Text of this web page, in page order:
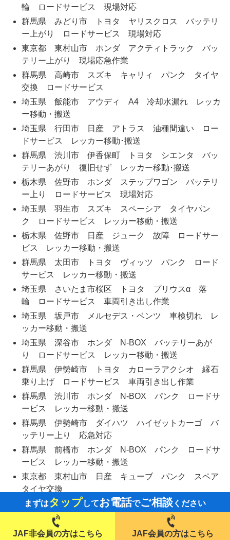
輪 ロードサービス 現場対応
群馬県 みどり市 トヨタ ヤリスクロス バッテリ
ー上がり ロードサービス 現場対応
東京都 東村山市 ホンダ アクティトラック バッ
テリー上がり 現場応急作業
群馬県 高崎市 スズキ キャリィ パンク タイヤ
交換 ロードサービス
埼玉県 飯能市 アウディ A4 冷却水漏れ レッカ
ー移動・搬送
埼玉県 行田市 日産 アトラス 油種間違い ロー
ドサービス レッカー移動･搬送
群馬県 渋川市 伊香保町 トヨタ シエンタ バッ
テリーあがり 復旧せず レッカー移動･搬送
栃木県 佐野市 ホンダ ステップワゴン バッテリ
ー上り ロードサービス 現場対応
埼玉県 羽生市 スズキ スペーシア タイヤパン
ク ロードサービス レッカー移動・搬送
栃木県 佐野市 日産 ジューク 故障 ロードサー
ビス レッカー移動・搬送
群馬県 太田市 トヨタ ヴィッツ パンク ロード
サービス レッカー移動・搬送
埼玉県 さいたま市桜区 トヨタ プリウスα 落
輪 ロードサービス 車両引き出し作業
埼玉県 坂戸市 メルセデス・ベンツ 車検切れ レ
ッカー移動・搬送
埼玉県 深谷市 ホンダ N-BOX バッテリーあが
り ロードサービス レッカー移動・搬送
群馬県 伊勢崎市 トヨタ カローラアクシオ 縁石
乗り上げ ロードサービス 車両引き出し作業
群馬県 渋川市 ホンダ N-BOX パンク ロードサ
ービス レッカー移動・搬送
群馬県 伊勢崎市 ダイハツ ハイゼットカーゴ バ
ッテリー上り 応急対応
群馬県 前橋市 ホンダ N-BOX パンク ロードサ
ービス レッカー移動・搬送
東京都 東村山市 日産 キューブ パンク スペア
タイヤ交換
埼玉県 桶川市 トヨタ シエンタ オルタネータ
故障 ロードサービス レッカー移動・搬送
埼玉県 秩父市大滝 トヨタ ノア パンク ロード
まずはタップしてお電話でご相談 ください
JAF非会員の方はこちら JAF会員の方はこちら